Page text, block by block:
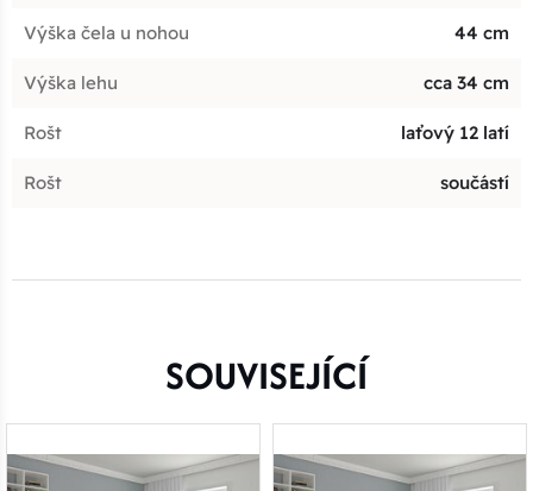
Výška čela u nohou 44 cm
Výška lehu cca 34 cm
Rošt laťový 12 latí
Rošt součástí
SOUVISEJÍCÍ